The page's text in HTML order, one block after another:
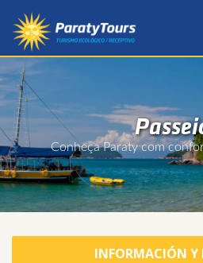
Conheça Paraty com
INFORMACIÓN Y